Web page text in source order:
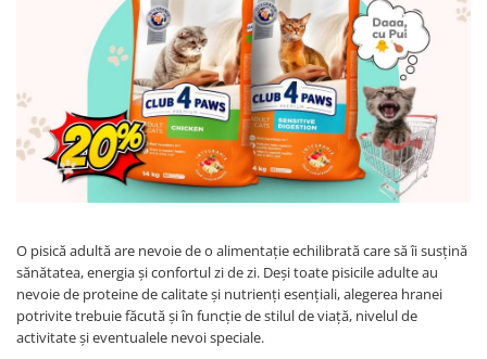
O pisică adultă are nevoie de o alimentație echilibrată care să îi susțină
sănătatea, energia și confortul zi de zi. Deși toate pisicile adulte au
nevoie de proteine de calitate și nutrienți esențiali, alegerea hranei
potrivite trebuie făcută și în funcție de stilul de viață, nivelul de
activitate și eventualele nevoi speciale.